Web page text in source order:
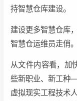
持智慧仓库建设。
建设更多智慧仓库
智慧仓运维员走俏。
从文件内容看，加
些新职业、新工种
虚拟现实工程技术